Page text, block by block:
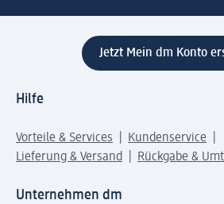
Jetzt Mein dm Konto
Hilfe
Vorteile & Services
Kundenservice
Lieferung & Versand
Rückgabe &
Unternehmen dm